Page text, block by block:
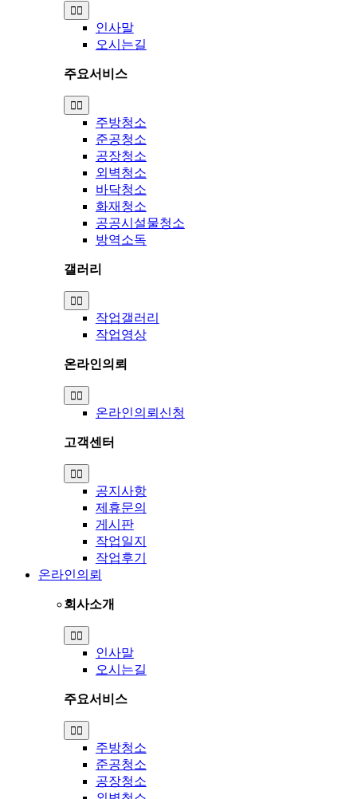
Toggle
Navigation
인사말
오시는길
주요서비스
Toggle
Navigation
주방청소
준공청소
공장청소
외벽청소
바닥청소
화재청소
공공시설물청소
방역소독
갤러리
Toggle
Navigation
작업갤러리
작업영상
온라인의뢰
Toggle
Navigation
온라인의뢰신청
고객센터
Toggle
Navigation
공지사항
제휴문의
게시판
작업일지
작업후기
온라인의뢰
회사소개
Toggle
Navigation
인사말
오시는길
주요서비스
Toggle
Navigation
주방청소
준공청소
공장청소